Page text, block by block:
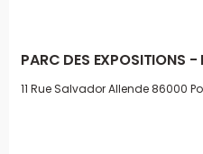
PARC DES EXPOSITIONS -
11 Rue Salvador Allende 86000